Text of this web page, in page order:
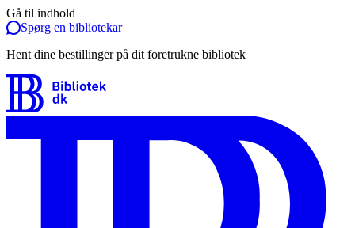
Gå til indhold
Spørg en bibliotekar
Hent dine bestillinger på dit foretrukne bibliotek